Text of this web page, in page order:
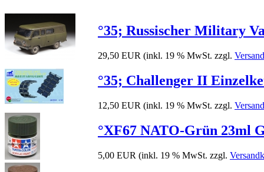
°35; Russischer Military
29,50 EUR (inkl. 19 % MwSt. zzgl.
°35; Challenger II
12,50 EUR (inkl. 19 % MwSt. zzgl.
°XF67 NATO-Grün 23ml
5,00 EUR (inkl. 19 % MwSt. zzgl.